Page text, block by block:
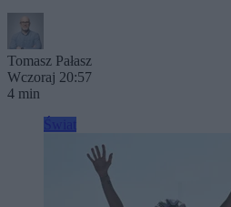
Tomasz Pałasz
Wczoraj 20:57
4 min